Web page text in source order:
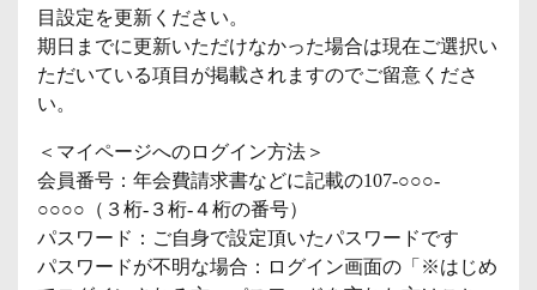
目設定を更新ください。
期日までに更新いただけなかった場合は現在ご選択い
ただいている項目が掲載されますのでご留意くださ
い。
＜マイページへのログイン方法＞
会員番号：年会費請求書などに記載の107-○○○-
○○○○（３桁-３桁-４桁の番号）
パスワード：ご自身で設定頂いたパスワードです
パスワードが不明な場合：ログイン画面の「※はじめ